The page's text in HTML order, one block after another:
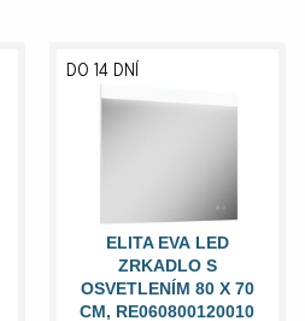
ELITA EVA LED
ZRKADLO S
OSVETLENÍM 80 X 70
CM, RE060800120010
DO 14 DNÍ